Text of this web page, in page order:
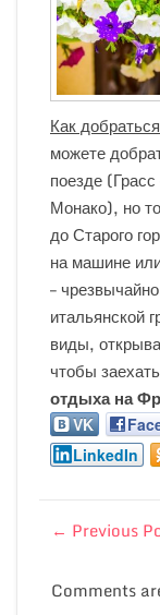
Как
можете
поезде
Монако), но
до Старого
на машине
–
итальянской
виды,
чтобы
отдыха на
VK
LinkedIn
← Previous
Comments